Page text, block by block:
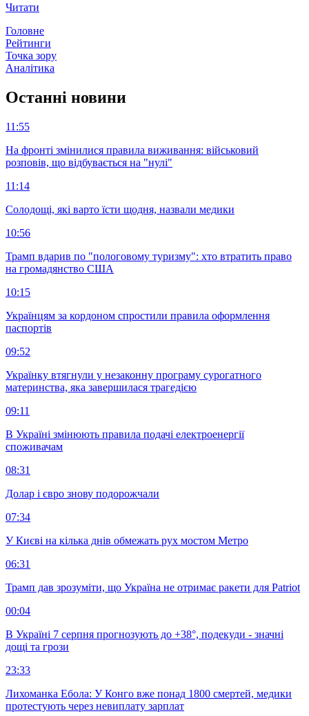
Читати
Головне
Рейтинги
Точка зору
Аналітика
Останнi новини
11:55
На фронті змінилися правила виживання: військовий
розповів, що відбувається на "нулі"
11:14
Солодощі, які варто їсти щодня, назвали медики
10:56
Трамп вдарив по "пологовому туризму": хто втратить право
на громадянство США
10:15
Українцям за кордоном спростили правила оформлення
паспортів
09:52
Українку втягнули у незаконну програму сурогатного
материнства, яка завершилася трагедією
09:11
В Україні змінюють правила подачі електроенергії
споживачам
08:31
Долар і євро знову подорожчали
07:34
У Києві на кілька днів обмежать рух мостом Метро
06:31
Трамп дав зрозуміти, що Україна не отримає ракети для Patriot
00:04
В Україні 7 серпня прогнозують до +38°, подекуди - значні
дощі та грози
23:33
Лихоманка Ебола: У Конго вже понад 1800 смертей, медики
протестують через невиплату зарплат